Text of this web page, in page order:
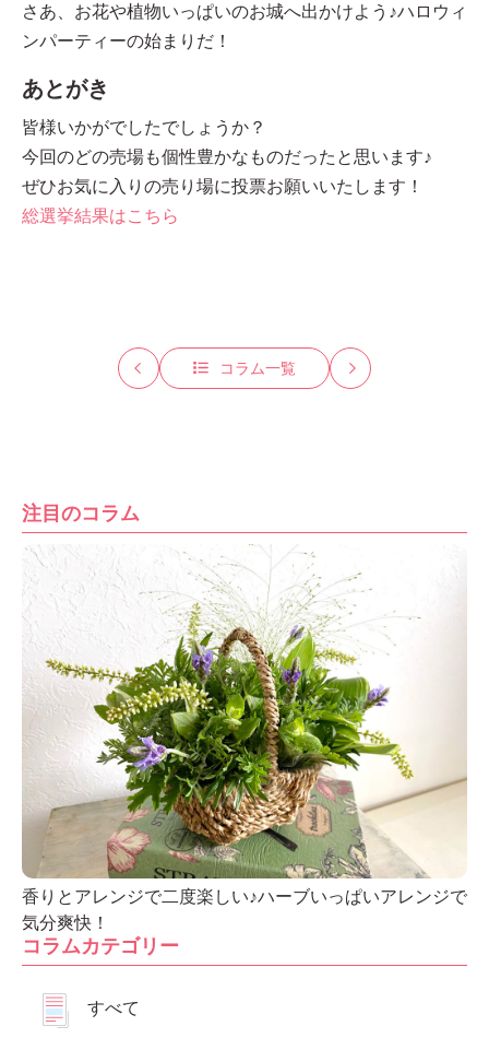
さあ、お花や植物いっぱいのお城へ出かけよう♪ハロウィ
ンパーティーの始まりだ！
あとがき
皆様いかがでしたでしょうか？
今回のどの売場も個性豊かなものだったと思います♪
ぜひお気に入りの売り場に投票お願いいたします！
総選挙結果はこちら
コラム一覧
注目のコラム
香りとアレンジで二度楽しい♪ハーブいっぱいアレンジで
気分爽快！
コラムカテゴリー
すべて